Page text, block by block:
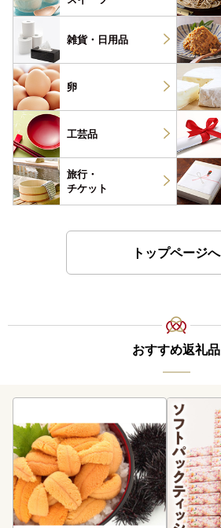
雑貨・ 日用品
卵
工芸品
旅行・
チケット
トップページへ
おすすめ返礼品